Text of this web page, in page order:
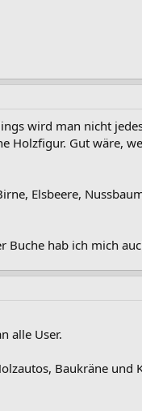
wird man nicht
Holzfigur. Gut wäre,
Elsbeere,
hab ich mich
alle User.
Baukräne und